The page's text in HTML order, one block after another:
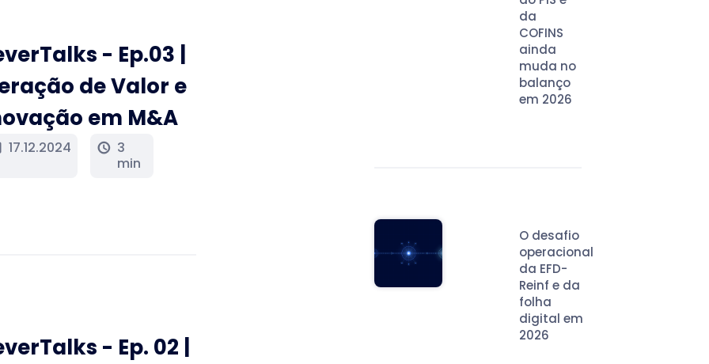
- Ep.03 |
de Valor e
em M&A
17.12.2024 schedule 3
min
- Ep. 02 |
da
COFINS
ainda
muda no
balanço
em 2026
O desafio
operacional
da EFD-
Reinf e da
folha
digital em
2026